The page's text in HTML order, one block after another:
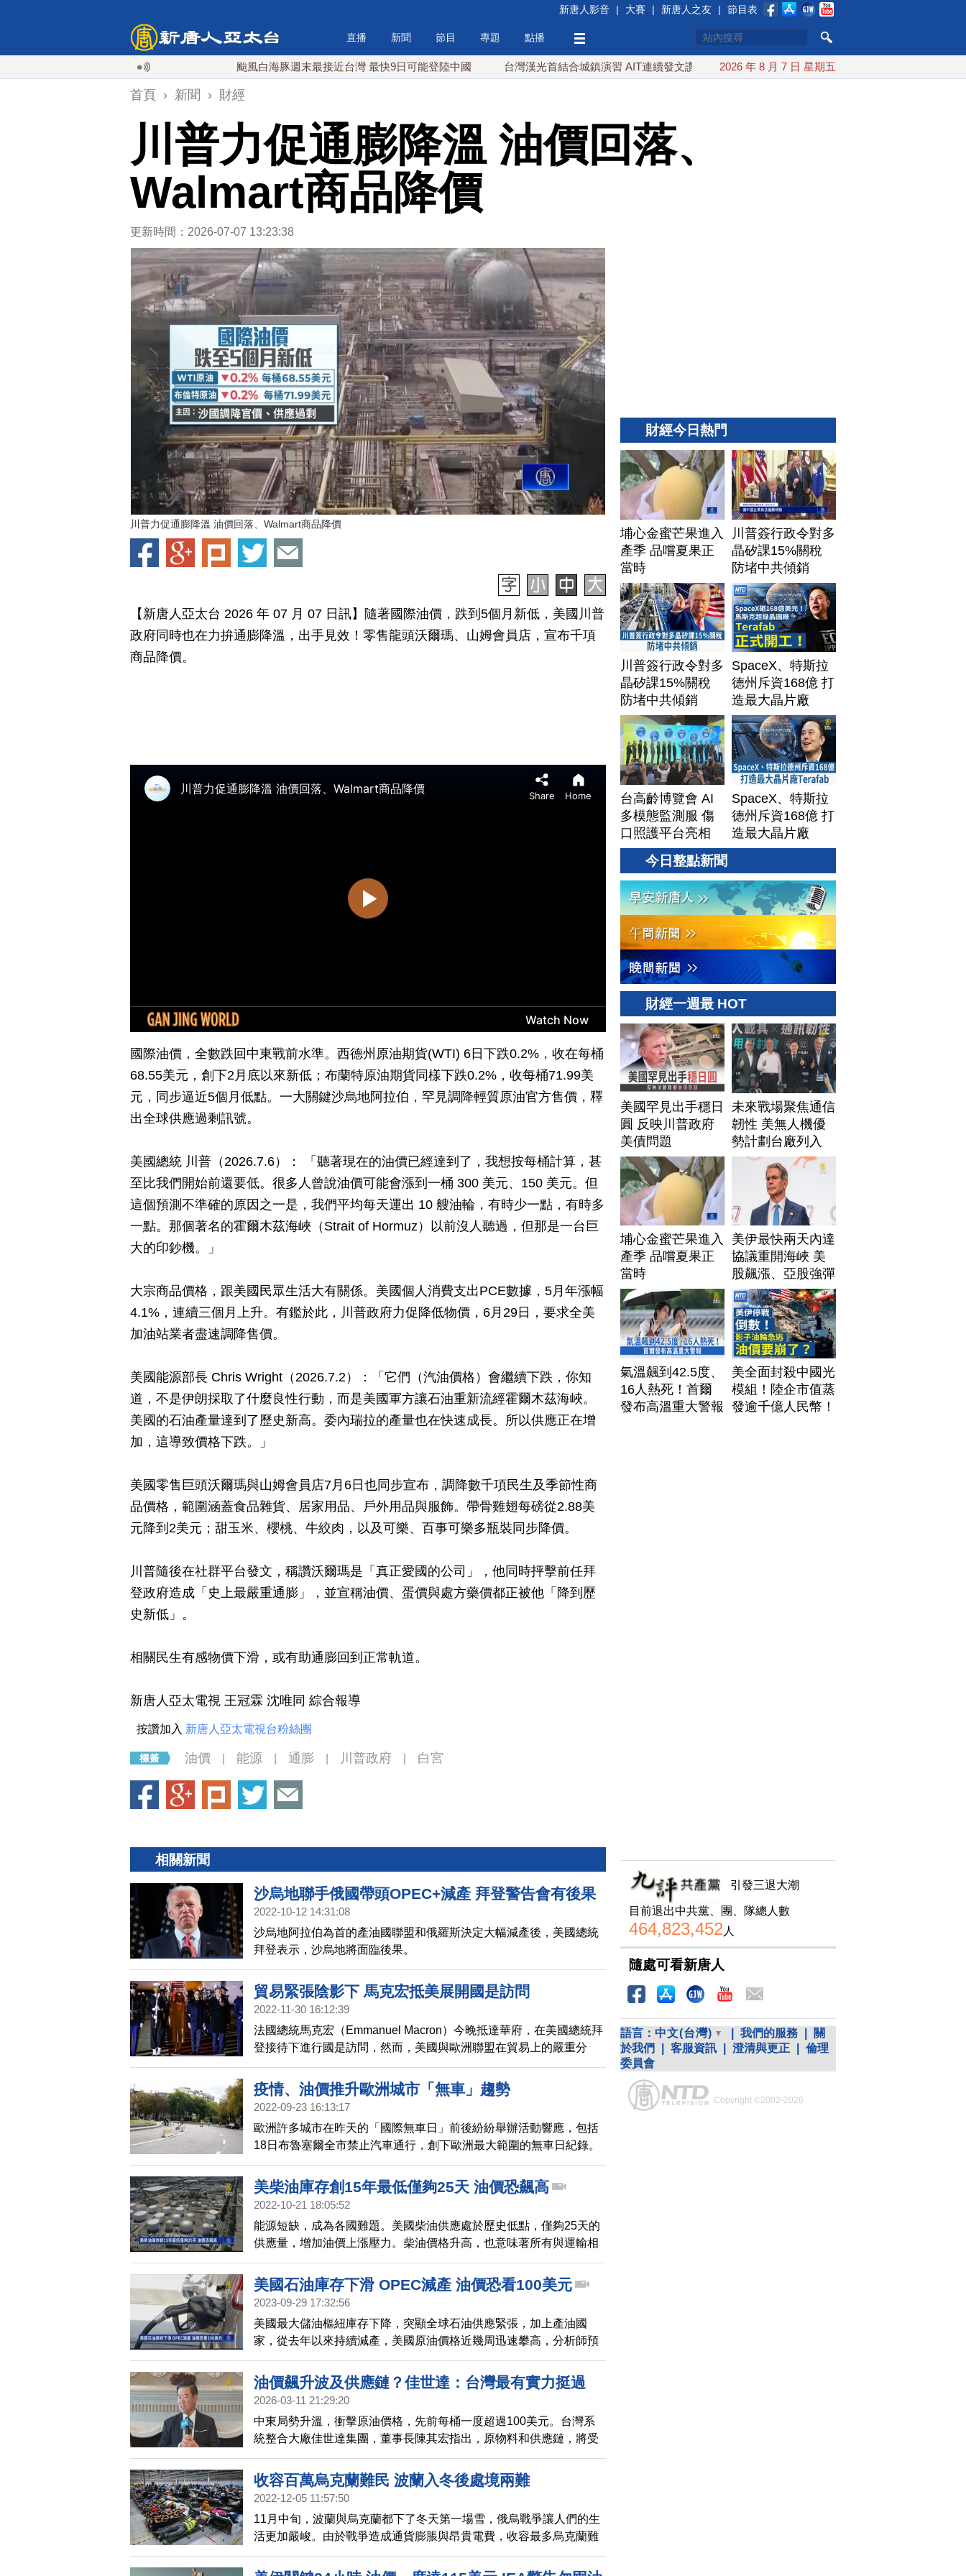
新唐人影音 | 大賽 | 新唐人之友 | 節目表
直播 新聞 節目 專題 點播
颱風白海豚週末最接近台灣 最快9日可能登陸中國 台灣漢光首結合城鎮演習 AIT連續發文讚「韌性台灣」 搞分化？美情報：普京最快今秋 試探攻擊北
2026 年 8 月 7 日 星期五
首頁 › 新聞 › 財經
川普力促通膨降溫 油價回落、
Walmart商品降價
更新時間：2026-07-07 13:23:38
川普力促通膨降溫 油價回落、Walmart商品降價
【新唐人亞太台 2026 年 07 月 07 日訊】隨著國際油價，跌到5個月新低，美國川普
政府同時也在力拚通膨降溫，出手見效！零售龍頭沃爾瑪、山姆會員店，宣布千項
商品降價。
國際油價，全數跌回中東戰前水準。西德州原油期貨(WTI) 6日下跌0.2%，收在每桶
68.55美元，創下2月底以來新低；布蘭特原油期貨同樣下跌0.2%，收每桶71.99美
元，同步逼近5個月低點。一大關鍵沙烏地阿拉伯，罕見調降輕質原油官方售價，釋
出全球供應過剩訊號。
美國總統 川普（2026.7.6）： 「聽著現在的油價已經達到了，我想按每桶計算，甚
至比我們開始前還要低。很多人曾說油價可能會漲到一桶 300 美元、150 美元。但
這個預測不準確的原因之一是，我們平均每天運出 10 艘油輪，有時少一點，有時多
一點。那個著名的霍爾木茲海峽（Strait of Hormuz）以前沒人聽過，但那是一台巨
大的印鈔機。」
大宗商品價格，跟美國民眾生活大有關係。美國個人消費支出PCE數據，5月年漲幅
4.1%，連續三個月上升。有鑑於此，川普政府力促降低物價，6月29日，要求全美
加油站業者盡速調降售價。
美國能源部長 Chris Wright（2026.7.2）：「它們（汽油價格）會繼續下跌，你知
道，不是伊朗採取了什麼良性行動，而是美國軍方讓石油重新流經霍爾木茲海峽。
美國的石油產量達到了歷史新高。委內瑞拉的產量也在快速成長。所以供應正在增
加，這導致價格下跌。」
美國零售巨頭沃爾瑪與山姆會員店7月6日也同步宣布，調降數千項民生及季節性商
品價格，範圍涵蓋食品雜貨、居家用品、戶外用品與服飾。帶骨雞翅每磅從2.88美
元降到2美元；甜玉米、櫻桃、牛絞肉，以及可樂、百事可樂多瓶裝同步降價。
川普隨後在社群平台發文，稱讚沃爾瑪是「真正愛國的公司」，他同時抨擊前任拜
登政府造成「史上最嚴重通膨」，並宣稱油價、蛋價與處方藥價都正被他「降到歷
史新低」。
相關民生有感物價下滑，或有助通膨回到正常軌道。
新唐人亞太電視 王冠霖 沈唯同 綜合報導
按讚加入 新唐人亞太電視台粉絲團
油價 能源 通膨 川普政府 白宮
相關新聞
沙烏地聯手俄國帶頭OPEC+減產 拜登警告會有後果
2022-10-12 14:31:08
沙烏地阿拉伯為首的產油國聯盟和俄羅斯決定大幅減產後，美國總統
拜登表示，沙烏地將面臨後果。
貿易緊張陰影下 馬克宏抵美展開國是訪問
2022-11-30 16:12:39
法國總統馬克宏（Emmanuel Macron）今晚抵達華府，在美國總統拜
登接待下進行國是訪問，然而，美國與歐洲聯盟在貿易上的嚴重分
歧，讓白宮盛大的排場和儀式蒙上一層陰影。
疫情、油價推升歐洲城市「無車」趨勢
2022-09-23 16:13:17
歐洲許多城市在昨天的「國際無車日」前後紛紛舉辦活動響應，包括
18日布魯塞爾全市禁止汽車通行，創下歐洲最大範圍的無車日紀錄。
調查指出，疫情封城體驗加上高油價，愈來愈多歐洲人想讓無車日常
態化。
美柴油庫存創15年最低僅夠25天 油價恐飆高
2022-10-21 18:05:52
能源短缺，成為各國難題。美國柴油供應處於歷史低點，僅夠25天的
供應量，增加油價上漲壓力。柴油價格升高，也意味著所有與運輸相
關的行業成本，都將提高。
美國石油庫存下滑 OPEC減產 油價恐看100美元
2023-09-29 17:32:56
美國最大儲油樞紐庫存下降，突顯全球石油供應緊張，加上產油國
家，從去年以來持續減產，美國原油價格近幾周迅速攀高，分析師預
期，第四季原油價格可能上看每桶100美元，恐怕加劇全球通膨壓
力。
油價飆升波及供應鏈？佳世達：台灣最有實力挺過
2026-03-11 21:29:20
中東局勢升溫，衝擊原油價格，先前每桶一度超過100美元。台灣系
統整合大廠佳世達集團，董事長陳其宏指出，原物料和供應鏈，將受
到影響，通貨膨脹也將水漲船高。
收容百萬烏克蘭難民 波蘭入冬後處境兩難
2022-12-05 11:57:50
11月中旬，波蘭與烏克蘭都下了冬天第一場雪，俄烏戰爭讓人們的生
活更加嚴峻。由於戰爭造成通貨膨脹與昂貴電費，收容最多烏克蘭難
民的波蘭入冬後陷入兩難處境。
財經今日熱門
埔心金蜜芒果進入
產季 品嚐夏果正
當時
川普簽行政令對多
晶矽課15%關稅
防堵中共傾銷
川普簽行政令對多
晶矽課15%關稅
防堵中共傾銷
SpaceX、特斯拉
德州斥資168億 打
造最大晶片廠
Terafab
台高齡博覽會 AI
多模態監測服 傷
口照護平台亮相
SpaceX、特斯拉
德州斥資168億 打
造最大晶片廠
Terafab
今日整點新聞
財經一週最 HOT
美國罕見出手穩日
圓 反映川普政府
美債問題
未來戰場聚焦通信
韌性 美無人機優
勢計劃台廠列入
埔心金蜜芒果進入
產季 品嚐夏果正
當時
美伊最快兩天內達
協議重開海峽 美
股飆漲、亞股強彈
氣溫飆到42.5度、
16人熱死！首爾
發布高溫重大警報
美全面封殺中國光
模組！陸企市值蒸
發逾千億人民幣！
引發三退大潮
目前退出中共黨、團、隊總人數
464,823,452 人
隨處可看新唐人
語言： 中文(台灣) 我們的服務
關
於我們
客服資訊 澄清與更正
倫理
委員會
Copyright ©2002-2026